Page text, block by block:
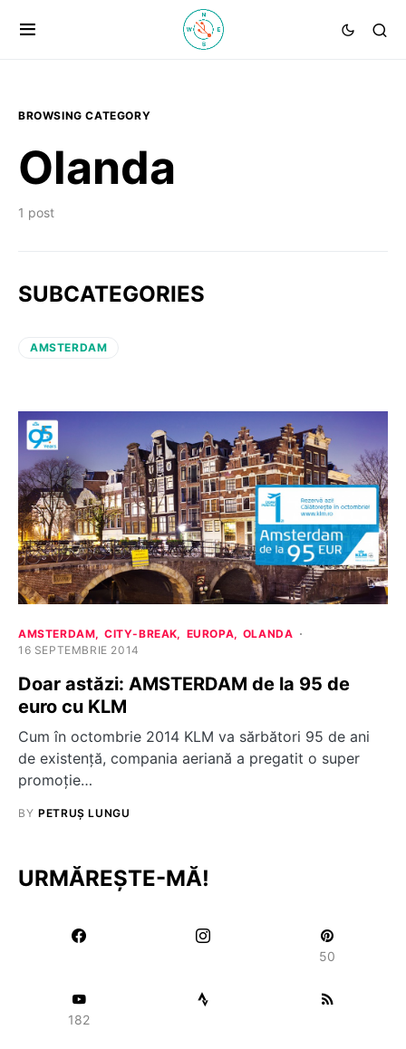
BROWSING CATEGORY
Olanda
1 post
SUBCATEGORIES
AMSTERDAM
AMSTERDAM CITY-BREAK EUROPA
OLANDA
16 SEPTEMBRIE 2014
Doar astăzi: AMSTERDAM de la 95 de
euro cu KLM
Cum în octombrie 2014 KLM va sărbători 95 de ani
de existență, compania aeriană a pregatit o super
promoție…
BY PETRUȘ LUNGU
URMĂREȘTE-MĂ!
50
182